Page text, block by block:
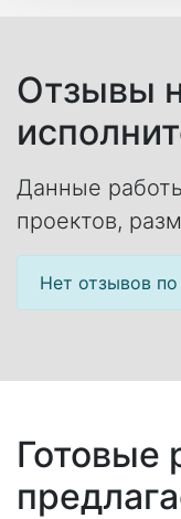
Отзывы
Данные
проектов,
Нет отзывов
Готовые